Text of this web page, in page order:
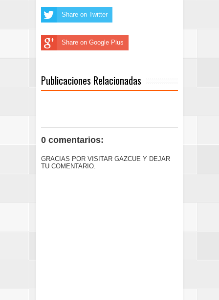
Share on Twitter
Share on Google Plus
Publicaciones Relacionadas
0 comentarios:
GRACIAS POR VISITAR GAZCUE Y DEJAR
TU COMENTARIO.